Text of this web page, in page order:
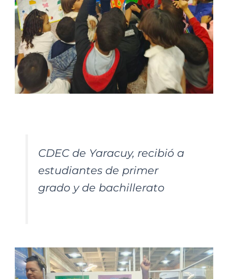
CDEC de Yaracuy, recibió a
estudiantes de primer
grado y de bachillerato